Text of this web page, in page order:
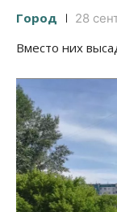
Город 28
Вместо них